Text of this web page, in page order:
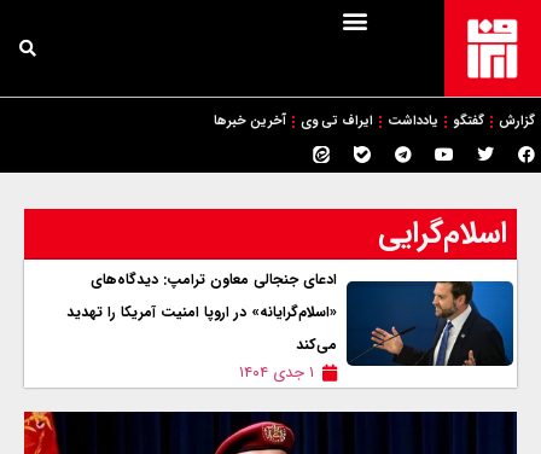
گزارش گفتگو یادداشت ایراف تی وی آخرین خبرها
اسلام‌گرایی
ادعای جنجالی معاون ترامپ: دیدگاه‌های
«اسلام‌گرایانه» در اروپا امنیت آمریکا را تهدید
می‌‌کند
۱ جدی ۱۴۰۴